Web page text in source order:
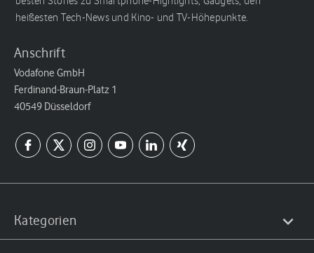
heißesten Tech-News und Kino- und TV-Höhepunkte.
Anschrift
Vodafone GmbH
Ferdinand-Braun-Platz 1
40549 Düsseldorf
Kategorien